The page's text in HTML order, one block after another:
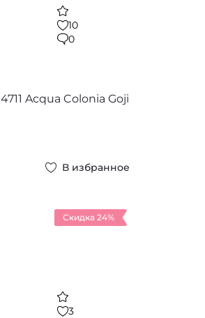
10
0
4711 Acqua Colonia Goji
В избранное
Скидка 24%
3